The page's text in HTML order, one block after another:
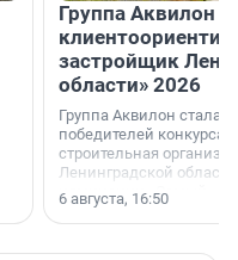
Группа Аквилон
застройщик
области» 2026
Группа Аквилон стала
победителей конкурса
строительная
Ленинградской области
номинации «Самый
застройщик
области».
6 августа, 16:50